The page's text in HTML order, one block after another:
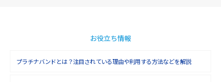
お役立ち情報
プラチナバンドとは？注目されている理由や利用する方法などを解説